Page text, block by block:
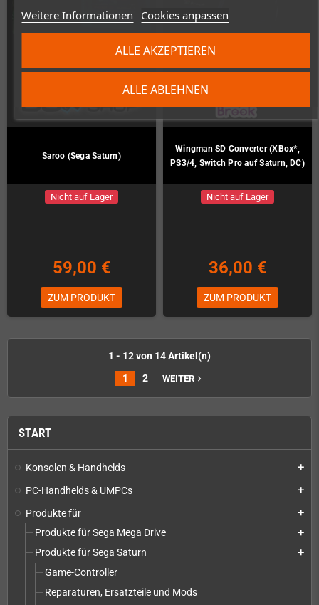
Weitere Informationen Cookies anpassen
ALLE ABLEHNEN
ALLE AKZEPTIEREN
START
Konsolen & Handhelds add
PC-Handhelds & UMPCs add
Produkte für add
Produkte für Sega Mega Drive add
Produkte für Sega Saturn add
Game-Controller
Reparaturen, Ersatzteile und Mods
Saroo (Sega Saturn)
Nicht auf Lager
59,00 €
ZUM PRODUKT
Wingman SD Converter (XBox*,
PS3/4, Switch Pro auf Saturn, DC)
Nicht auf Lager
36,00 €
ZUM PRODUKT
1 - 12 von 14 Artikel(n)
1
2 WEITERnavigate_next